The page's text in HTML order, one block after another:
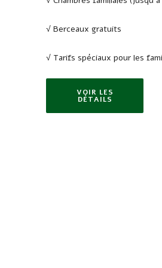
√ Berceaux gratuits
√ Tarifs spéciaux pour les
VOIR LES
DÉTAILS